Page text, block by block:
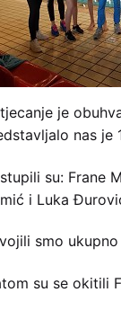
je
nas je
su: Frane
i Luka
smo
su se okitili